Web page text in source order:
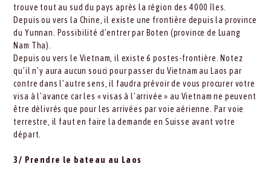
trouve tout au sud du pays après la région des 4000 îles.
Depuis ou vers la Chine, il existe une frontière depuis la province
du Yunnan. Possibilité d’entrer par Boten (province de Luang
Nam Tha).
Depuis ou vers le Vietnam, il existe 6 postes-frontière. Notez
qu’il n’y aura aucun souci pour passer du Vietnam au Laos par
contre dans l’autre sens, il faudra prévoir de vous procurer votre
visa à l’avance car les « visas à l’arrivée » au Vietnam ne peuvent
être délivrés que pour les arrivées par voie aérienne. Par voie
terrestre, il faut en faire la demande en Suisse avant votre
départ.
3/ Prendre le bateau au Laos